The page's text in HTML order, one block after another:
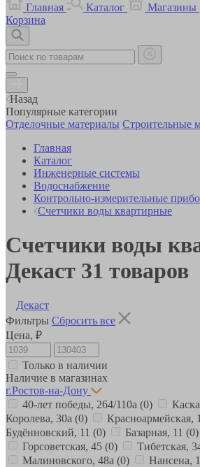
Главная
Каталог Магазины
Корзина
Назад
Популярные категории
Отделочные материалы Строительные
Главная
Каталог
Инженерные системы
Водоснабжение
Контрольно-измерительные
Счетчики воды квартирные
Счетчики воды
Декаст 31 товаров
Декаст
Фильтры Сбросить все
Цена, ₽
Только в наличии
Наличие в магазинах
г.Ростов-на-Дону
40-лет победы, 264/110а (0)
Королева, 30а (0) Красноармейская,
Будённовский, 11 (0) Базарная, 11 (0)
Горсоветская, 45 (0) Тибетская,
Малиновского, 48а (0) Нансена,